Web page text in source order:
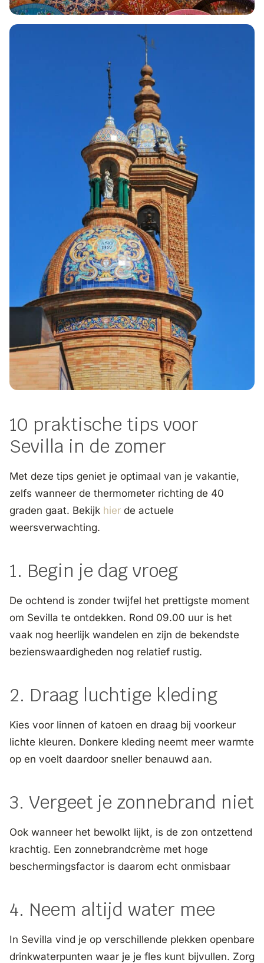
10 praktische tips voor
Sevilla in de zomer
Met deze tips geniet je optimaal van je vakantie,
zelfs wanneer de thermometer richting de 40
graden gaat. Bekijk hier de actuele
weersverwachting.
1. Begin je dag vroeg
De ochtend is zonder twijfel het prettigste moment
om Sevilla te ontdekken. Rond 09.00 uur is het
vaak nog heerlijk wandelen en zijn de bekendste
bezienswaardigheden nog relatief rustig.
2. Draag luchtige kleding
Kies voor linnen of katoen en draag bij voorkeur
lichte kleuren. Donkere kleding neemt meer warmte
op en voelt daardoor sneller benauwd aan.
3. Vergeet je zonnebrand niet
Ook wanneer het bewolkt lijkt, is de zon ontzettend
krachtig. Een zonnebrandcrème met hoge
beschermingsfactor is daarom echt onmisbaar
4. Neem altijd water mee
In Sevilla vind je op verschillende plekken openbare
drinkwaterpunten waar je je fles kunt bijvullen. Zorg